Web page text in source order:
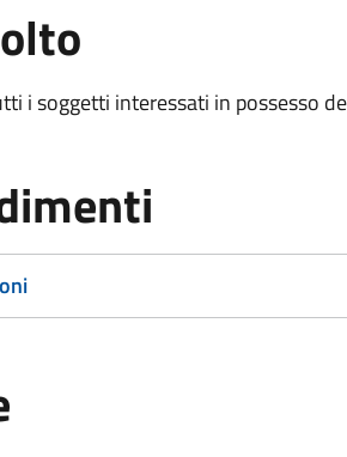
i soggetti interessati in possesso